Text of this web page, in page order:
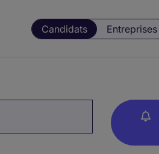
Candidats Entreprises